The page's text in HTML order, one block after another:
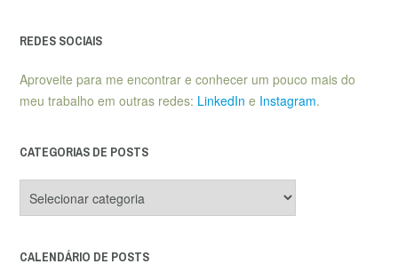
REDES SOCIAIS
Aproveite para me encontrar e conhecer um pouco mais do
meu trabalho em outras redes: LinkedIn e Instagram.
CATEGORIAS DE POSTS
de
CALENDÁRIO DE POSTS